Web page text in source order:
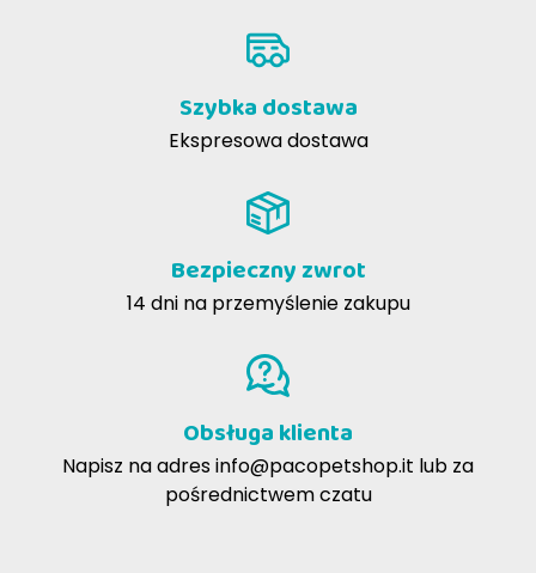
SKŁADNIKI ANALITYCZNE:
ENERGIA METABILIZOWALNA:
INSTRUKCJE STOSOWANIA
Szybka dostawa
Ekspresowa dostawa
Bezpieczny zwrot
14 dni na przemyślenie zakupu
Obsługa klienta
Napisz na adresinfo@pacopetshop.it lub za
pośrednictwem czatu